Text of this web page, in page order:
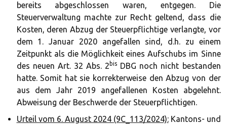
bereits abgeschlossen waren, entgegen. Die
Steuerverwaltung machte zur Recht geltend, dass die
Kosten, deren Abzug der Steuerpflichtige verlangte, vor
dem 1. Januar 2020 angefallen sind, d.h. zu einem
Zeitpunkt als die Möglichkeit eines Aufschubs im Sinne
des neuen Art. 32 Abs. 2bis DBG noch nicht bestanden
hatte. Somit hat sie korrekterweise den Abzug von der
aus dem Jahr 2019 angefallenen Kosten abgelehnt.
Abweisung der Beschwerde der Steuerpflichtigen.
Urteil vom 6. August 2024 (9C_113/2024):Kantons- und